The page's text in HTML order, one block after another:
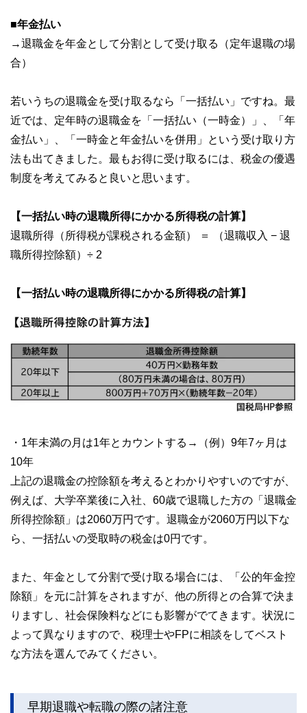
■年金払い
→退職金を年金として分割として受け取る（定年退職の場
合）
若いうちの退職金を受け取るなら「一括払い」ですね。最
近では、定年時の退職金を「一括払い（一時金）」、「年
金払い」、「一時金と年金払いを併用」という受け取り方
法も出てきました。最もお得に受け取るには、税金の優遇
制度を考えてみると良いと思います。
【一括払い時の退職所得にかかる所得税の計算】
退職所得（所得税が課税される金額） ＝ （退職収入 − 退
職所得控除額）÷ 2
【一括払い時の退職所得にかかる所得税の計算】
・1年未満の月は1年とカウントする→（例）9年7ヶ月は
10年
上記の退職金の控除額を考えるとわかりやすいのですが、
例えば、大学卒業後に入社、60歳で退職した方の「退職金
所得控除額」は2060万円です。退職金が2060万円以下な
ら、一括払いの受取時の税金は0円です。
また、年金として分割で受け取る場合には、「公的年金控
除額」を元に計算をされますが、他の所得との合算で決ま
りますし、社会保険料などにも影響がでてきます。状況に
よって異なりますので、税理士やFPに相談をしてベスト
な方法を選んでみてください。
早期退職や転職の際の諸注意